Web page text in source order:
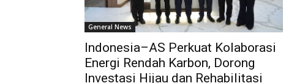
General News
Indonesia–AS Perkuat Kolaborasi
Energi Rendah Karbon, Dorong
Investasi Hijau dan Rehabilitasi